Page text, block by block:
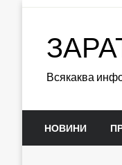
Всякаква
НОВИНИ